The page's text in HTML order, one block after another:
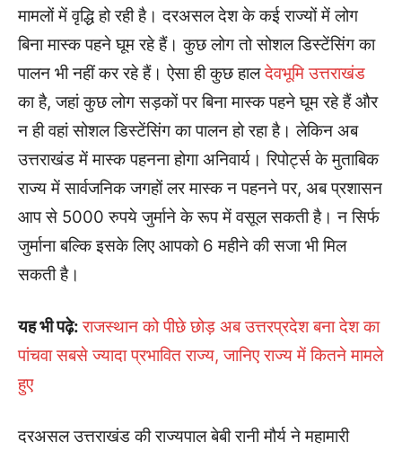
मामलों में वृद्धि हो रही है। दरअसल देश के कई राज्यों में लोग
बिना मास्क पहने घूम रहे हैं। कुछ लोग तो सोशल डिस्टेंसिंग का
पालन भी नहीं कर रहे हैं। ऐसा ही कुछ हालदेवभूमि उत्तराखंड
का है, जहां कुछ लोग सड़कों पर बिना मास्क पहने घूम रहे हैं और
न ही वहां सोशल डिस्टेंसिंग का पालन हो रहा है। लेकिन अब
उत्तराखंड में मास्क पहनना होगा अनिवार्य। रिपोर्ट्स के मुताबिक
राज्य में सार्वजनिक जगहों लर मास्क न पहनने पर, अब प्रशासन
आप से 5000 रुपये जुर्माने के रूप में वसूल सकती है। न सिर्फ
जुर्माना बल्कि इसके लिए आपको 6 महीने की सजा भी मिल
सकती है।
यह भी पढ़े:राजस्थान को पीछे छोड़ अब उत्तरप्रदेश बना देश का
पांचवा सबसे ज्यादा प्रभावित राज्य, जानिए राज्य में कितने मामले
हुए
दरअसल उत्तराखंड की राज्यपाल बेबी रानी मौर्य ने महामारी